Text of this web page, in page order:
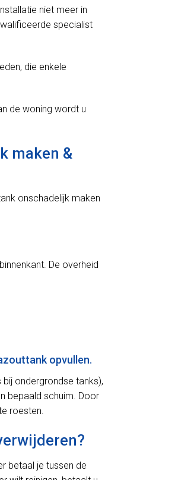
niet meer in
specialist
die enkele
de woning wordt u
maken &
onschadelijk maken
De overheid
opvullen.
ondergrondse tanks),
bepaald schuim. Door
roesten.
betaal je tussen de